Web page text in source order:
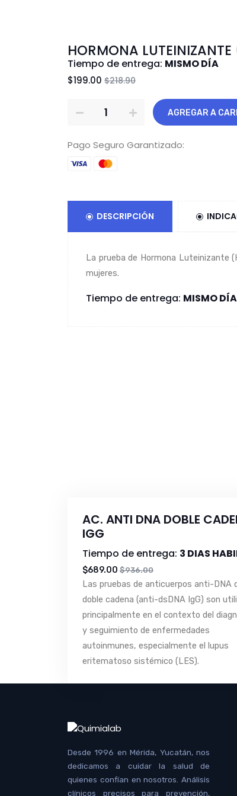
HORMONA
Tiempo de entrega: MISMO DÍA
$199.00 $218.90
AGREGAR
Pago Seguro Garantizado:
DESCRIPCIÓN
La prueba de Hormona Luteinizante
mujeres.
Tiempo de entrega: MISMO DÍA
AC. ANTI DNA DOBLE
IGG
Tiempo de entrega: 3 DIAS
$689.00 $936.00
Las pruebas de anticuerpos anti-DNA
doble cadena (anti-dsDNA IgG) son
principalmente en el contexto del
y seguimiento de enfermedades
autoinmunes, especialmente el lupus
eritematoso sistémico (LES).
Desde 1996 en Mérida, Yucatán, nos
dedicamos a cuidar la salud de
quienes confían en nosotros. Análisis
clínicos precisos para prevención,